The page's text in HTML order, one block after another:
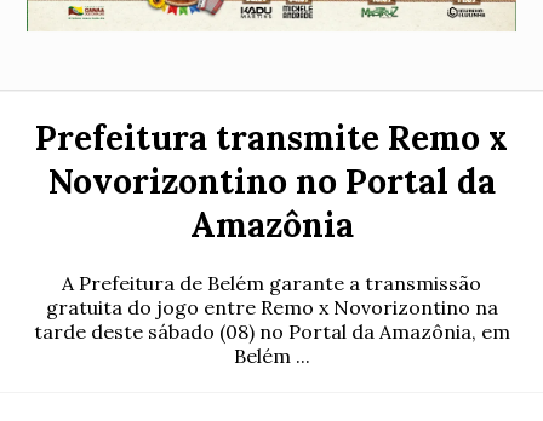
Prefeitura transmite Remo x
Novorizontino no Portal da
Amazônia
A Prefeitura de Belém garante a transmissão
gratuita do jogo entre Remo x Novorizontino na
tarde deste sábado (08) no Portal da Amazônia, em
Belém ...